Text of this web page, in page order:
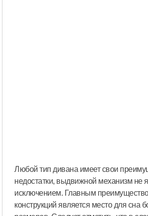
Любой тип дивана имеет свои
недостатки, выдвижной механизм не
исключением. Главным
конструкций является место для сна